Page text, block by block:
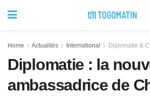
Home Actualités International Diplomatie &
Diplomatie : la
ambassadrice de